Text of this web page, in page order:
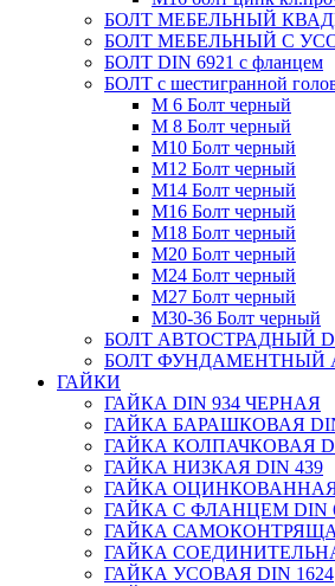
БОЛТ МЕБЕЛЬНЫЙ
БОЛТ МЕБЕЛЬНЫЙ С
БОЛТ DIN 6921 c фланцем
БОЛТ с шестигранной
М 6 Болт черный
М 8 Болт черный
М10 Болт черный
М12 Болт черный
М14 Болт черный
М16 Болт черный
М18 Болт черный
М20 Болт черный
М24 Болт черный
М27 Болт черный
М30-36 Болт черный
БОЛТ АВТОСТРАДНЫЙ
БОЛТ ФУНДАМЕНТНЫЙ
ГАЙКИ
ГАЙКА DIN 934 ЧЕРНАЯ
ГАЙКА БАРАШКОВАЯ
ГАЙКА КОЛПАЧКОВАЯ
ГАЙКА НИЗКАЯ DIN 439
ГАЙКА ОЦИНКОВАННАЯ
ГАЙКА С ФЛАНЦЕМ DIN
ГАЙКА
ГАЙКА
ГАЙКА УСОВАЯ DIN 1624